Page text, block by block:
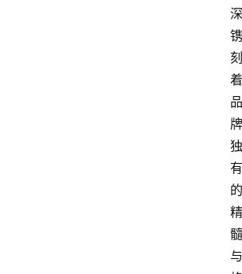
深
镌
刻
着
品
牌
独
有
的
精
髓
与